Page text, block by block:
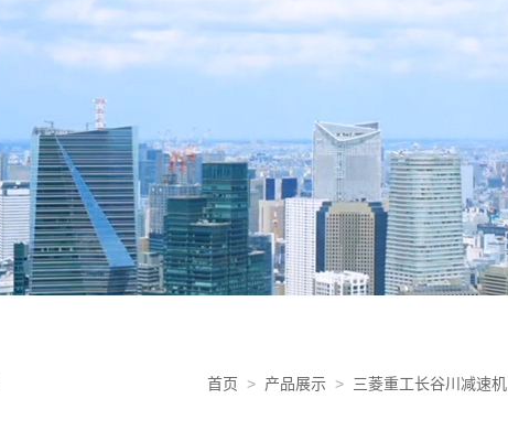
首页 > 产品展示 > 三菱重工长谷川减速机